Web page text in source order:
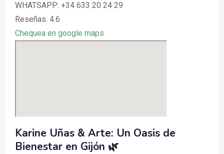
WHATSAPP: +34 633 20 24 29
Reseñas: 4.6
Chequea en google maps
Karine Uñas & Arte: Un Oasis de
Bienestar en Gijón 🌿